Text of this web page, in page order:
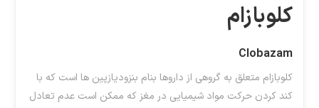
کلوبازام
Clobazam
کلوبازام متعلق به گروهی از داروها بنام بنزودیازپین ها است که با
کند کردن حرکت مواد شیمیایی در مغز که ممکن است عدم تعادل